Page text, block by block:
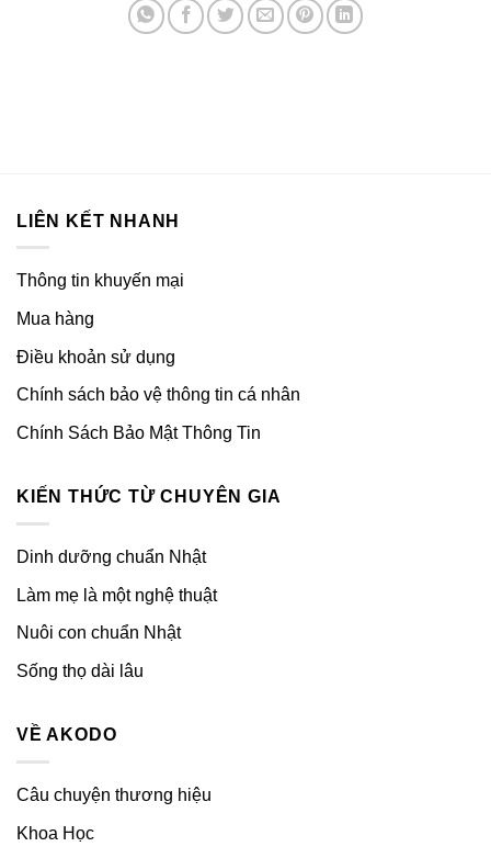
LIÊN KẾT NHANH
Thông tin khuyến mại
Mua hàng
Điều khoản sử dụng
Chính sách bảo vệ thông tin cá nhân
Chính Sách Bảo Mật Thông Tin
KIẾN THỨC TỪ CHUYÊN GIA
Dinh dưỡng chuẩn Nhật
Làm mẹ là một nghệ thuật
Nuôi con chuẩn Nhật
Sống thọ dài lâu
VỀ AKODO
Câu chuyện thương hiệu
Khoa Học